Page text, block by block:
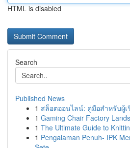
HTML is disabled
Search
Published News
1 สล็อตออนไลน์: คู่มือสำหรับผู้
1 Gaming Chair Factory
1 The Ultimate Guide to
1 Pengalaman Penuh- IPK